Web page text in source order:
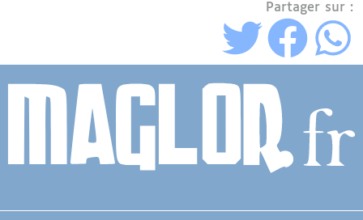
Partager sur :